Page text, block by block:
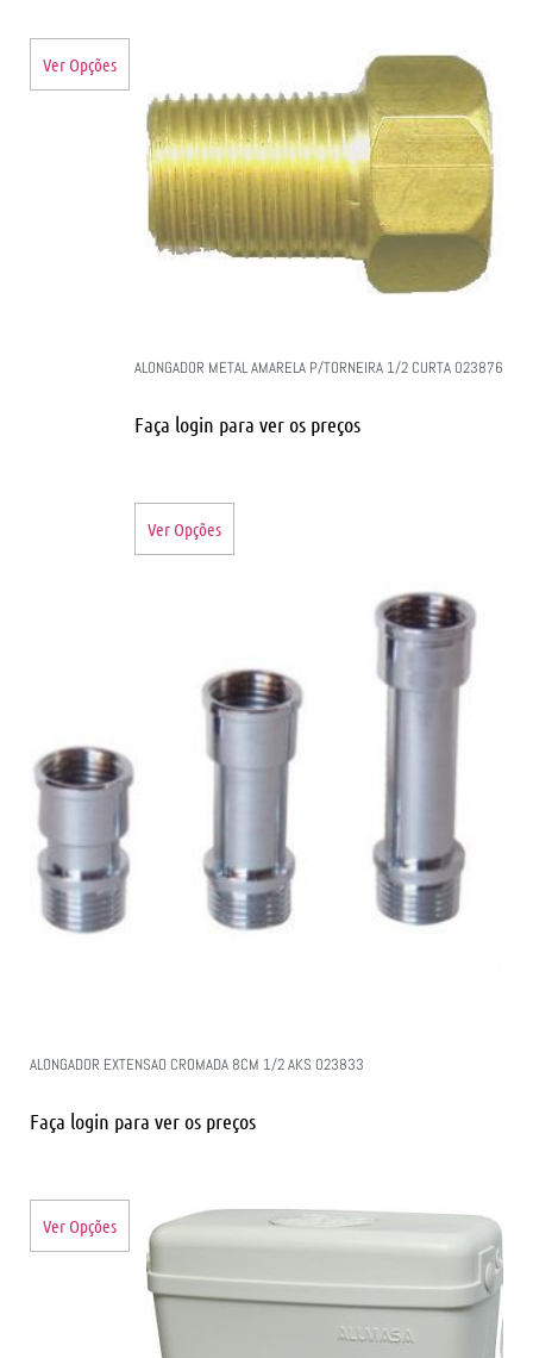
Ver Opções
ALONGADOR METAL AMARELA P/TORNEIRA 1/2 CURTA 023876
Faça login para ver os preços
Ver Opções
ALONGADOR EXTENSAO CROMADA 8CM 1/2 AKS 023833
Faça login para ver os preços
Ver Opções